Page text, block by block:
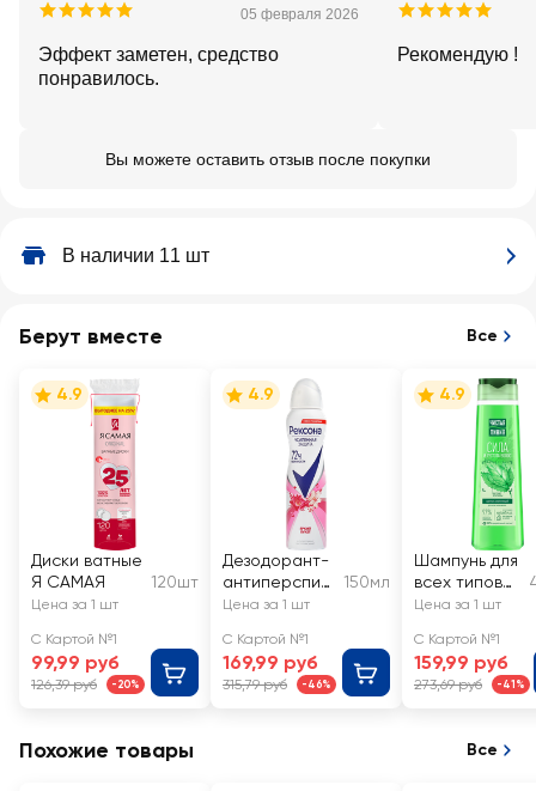
05 февраля 2026
Эффект заметен, средство
понравилось.
Рекомендую !
Вы можете оставить отзыв после покупки
В наличии 11 шт
Берут вместе Все
4.9
Диски ватные
Я САМАЯ
120шт
Цена за 1 шт
С Картой №1
99,99 руб
126,39 руб -20%
4.9
Дезодорант-
антиперспир
ант спрей
РЕКСОНА
Яркий букет
150мл
Цена за 1 шт
С Картой №1
169,99 руб
315,79 руб -46%
4.9
Шампунь для
всех типов
волос
ЛИНИЯ
Крапива, на
отваре
Цена за 1 шт
С Картой №1
159,99 руб
273,69 руб -41%
Похожие товары Все